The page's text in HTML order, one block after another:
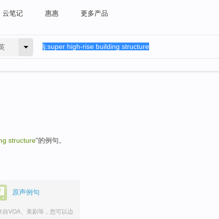
云笔记 惠惠 更多产品
structure"的例句。
原声例句
自VOA、美剧等，您可以边